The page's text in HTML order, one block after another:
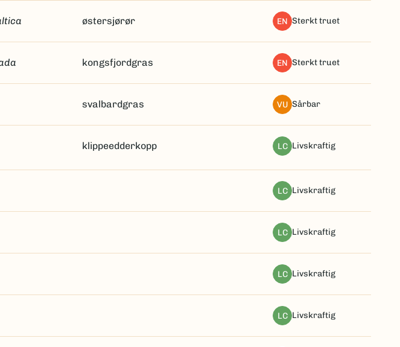
østersjørør EN sterkt truet
kongsfjordgras EN sterkt truet
svalbardgras VU sårbar
klippeedderkopp LC livskraftig
LC livskraftig
LC livskraftig
LC livskraftig
LC livskraftig